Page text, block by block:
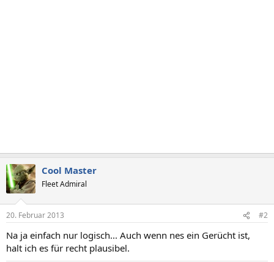
Cool Master
Fleet Admiral
20. Februar 2013 #2
Na ja einfach nur logisch... Auch wenn nes ein Gerücht ist,
halt ich es für recht plausibel.